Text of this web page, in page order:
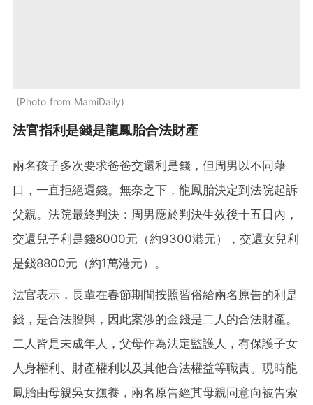
Photo from MamiDaily
法官指利是錢是龍鳳胎合法財產
兩名孩子多次要求爸爸交還利是錢，但周男以不同藉
口，一直拒絕還錢。無奈之下，龍鳳胎決定到法院起訴
父親。法院最終判決：周男應於判決生效後十五日內，
交還兒子利是錢8000元（約9300港元），交還女兒利
是錢8800元（約1萬港元）。
法官表示，長輩在春節期間按照習俗給兩名原告的利是
錢，是合法贈與，因此案涉的金錢是二人的合法財產。
二人皆是未成年人，父母作為法定監護人，有保護子女
人身權利、財產權利以及其他合法權益等職責。現時龍
鳳胎由母親吳女撫養，兩名原告經其母親同意向被告索